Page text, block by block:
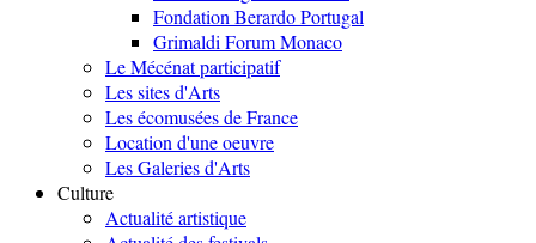
Fondation Berardo Portugal
Grimaldi Forum Monaco
Le Mécénat participatif
Les sites d'Arts
Les écomusées de France
Location d'une oeuvre
Les Galeries d'Arts
Culture
Actualité artistique